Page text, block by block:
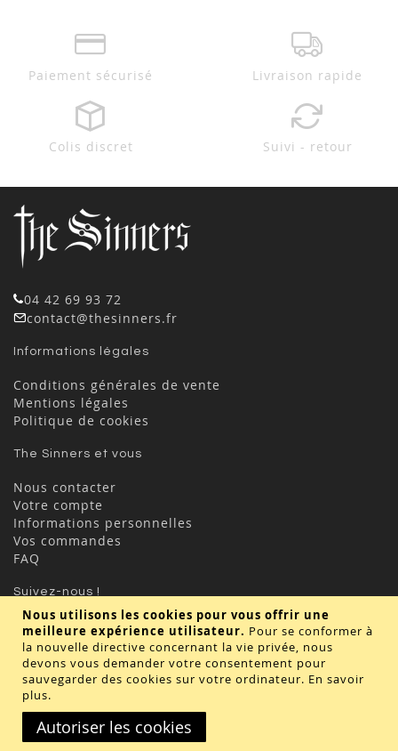
Nous utilisons les cookies pour vous offrir une
meilleure expérience utilisateur. Pour se conformer à
la nouvelle directive concernant la vie privée, nous
devons vous demander votre consentement pour
sauvegarder des cookies sur votre ordinateur. En savoir
plus.
Autoriser les cookies
Paiement sécurisé Livraison rapide
Colis discret Suivi - retour
04 42 69 93 72
contact@thesinners.fr
Informations légales
Conditions générales de vente
Mentions légales
Politique de cookies
The Sinners et vous
Nous contacter
Votre compte
Informations personnelles
Vos commandes
FAQ
Suivez-nous !
Valider
Copyright © 2020 - TBD Paris. Tout droit réservés.